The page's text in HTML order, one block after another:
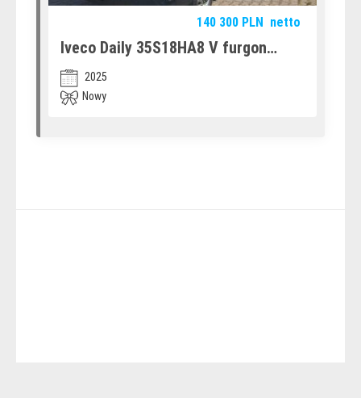
140 300 PLN netto
Iveco Daily 35S18HA8 V furgon
(12580714)
2025
Nowy